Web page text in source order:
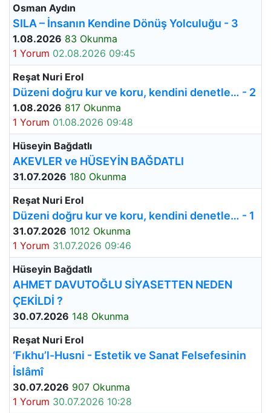
Osman Aydın
SILA – İnsanın Kendine Dönüş Yolculuğu - 3
1.08.2026 83 Okunma
1 Yorum 02.08.2026 09:45
Reşat Nuri Erol
Düzeni doğru kur ve koru, kendini denetle… - 2
1.08.2026 817 Okunma
1 Yorum 01.08.2026 09:48
Hüseyin Bağdatlı
AKEVLER ve HÜSEYİN BAĞDATLI
31.07.2026 180 Okunma
Reşat Nuri Erol
Düzeni doğru kur ve koru, kendini denetle… - 1
31.07.2026 1012 Okunma
1 Yorum 31.07.2026 09:46
Hüseyin Bağdatlı
AHMET DAVUTOĞLU SİYASETTEN NEDEN
ÇEKİLDİ ?
30.07.2026 148 Okunma
Reşat Nuri Erol
‘Fıkhu’l-Husni - Estetik ve Sanat Felsefesinin
İslâmî
30.07.2026 907 Okunma
1 Yorum 30.07.2026 10:28